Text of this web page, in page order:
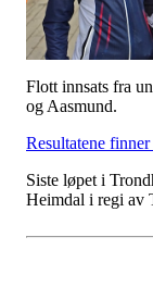
Flott innsats fra
og Aasmund.
Resultatene
Siste løpet i
Heimdal i regi av